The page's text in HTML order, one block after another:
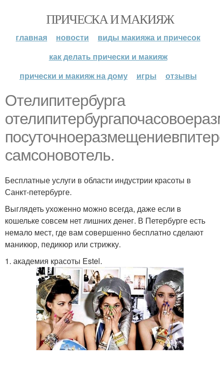
ПРИЧЕСКА И МАКИЯЖ
главная новости
виды макияжа и причесок
как делать прически и макияж
прически и макияж на дому
игры отзывы
Отелипитербурга
самсоновотель.
Бесплатные услуги в области индустрии красоты в
Санкт-петербурге.
Выглядеть ухоженно можно всегда, даже если в
кошельке совсем нет лишних денег. В Петербурге есть
немало мест, где вам совершенно бесплатно сделают
маникюр, педикюр или стрижку.
1. академия красоты Estel.